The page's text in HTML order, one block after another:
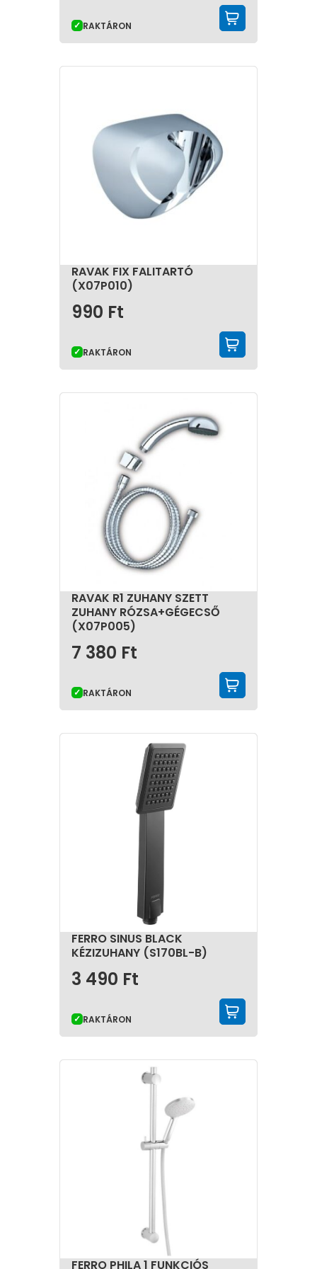
RAKTÁRON
RAVAK FIX FALITARTÓ
(X07P010)
990 Ft
RAKTÁRON
RAVAK R1 ZUHANY SZETT
ZUHANY RÓZSA+GÉGECSŐ
(X07P005)
7 380 Ft
RAKTÁRON
FERRO SINUS BLACK
KÉZIZUHANY (S170BL-B)
3 490 Ft
RAKTÁRON
FERRO PHILA 1 FUNKCIÓS